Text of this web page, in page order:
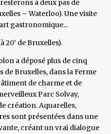
à deux pas de
– Waterloo). Une visite
gastronomique...
20’ de Bruxelles).
a déposé plus de cinq
Bruxelles, dans la Ferme
de charme et de
Parc Solvay,
création. Aquarelles,
sont présentées dans une
créant un vrai dialogue